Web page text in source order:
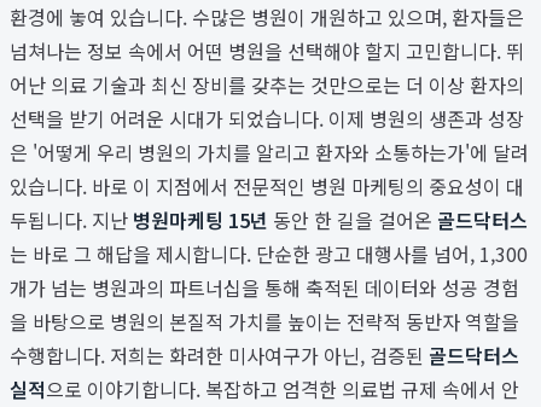
환경에 놓여 있습니다. 수많은 병원이 개원하고 있으며, 환자들은
넘쳐나는 정보 속에서 어떤 병원을 선택해야 할지 고민합니다. 뛰
어난 의료 기술과 최신 장비를 갖추는 것만으로는 더 이상 환자의
선택을 받기 어려운 시대가 되었습니다. 이제 병원의 생존과 성장
은 '어떻게 우리 병원의 가치를 알리고 환자와 소통하는가'에 달려
있습니다. 바로 이 지점에서 전문적인 병원 마케팅의 중요성이 대
두됩니다. 지난 병원마케팅 15년 동안 한 길을 걸어온 골드닥터스
는 바로 그 해답을 제시합니다. 단순한 광고 대행사를 넘어, 1,300
개가 넘는 병원과의 파트너십을 통해 축적된 데이터와 성공 경험
을 바탕으로 병원의 본질적 가치를 높이는 전략적 동반자 역할을
수행합니다. 저희는 화려한 미사여구가 아닌, 검증된 골드닥터스
실적으로 이야기합니다. 복잡하고 엄격한 의료법 규제 속에서 안